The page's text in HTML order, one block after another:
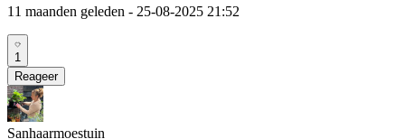
11 maanden geleden - 25-08-2025 21:52
1
Reageer
Sanhaarmoestuin